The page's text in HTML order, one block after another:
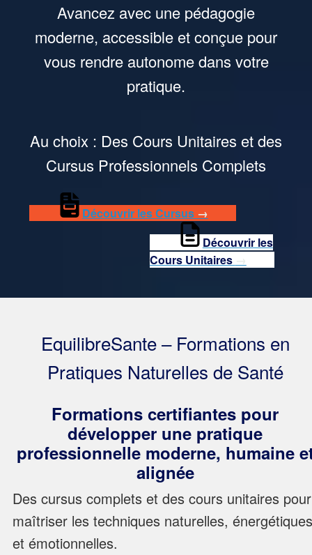
Avancez avec une pédagogie
moderne, accessible et conçue pour
vous rendre autonome dans votre
pratique.
Au choix : Des Cours Unitaires et des
Cursus Professionnels Complets
Découvrir les Cursus →
Découvrir les
Cours Unitaires
EquilibreSante – Formations en
Pratiques Naturelles de Santé
Formations certifiantes pour
développer une pratique
professionnelle moderne, humaine
alignée
Des cursus complets et des cours unitaires pour
maîtriser les techniques naturelles, énergétiques
et émotionnelles.